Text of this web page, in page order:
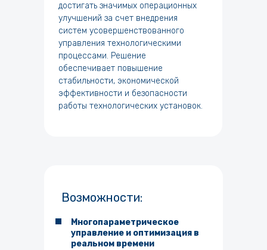
достигать значимых операционных
улучшений за счет внедрения
систем усовершенствованного
управления технологическими
процессами. Решение
обеспечивает повышение
стабильности, экономической
эффективности и безопасности
работы технологических установок.
Многопараметрическое
управление и оптимизация в
реальном времени
Возможности: